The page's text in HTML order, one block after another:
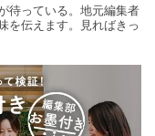
待っている。地元編集者
を伝えます。見ればきっ